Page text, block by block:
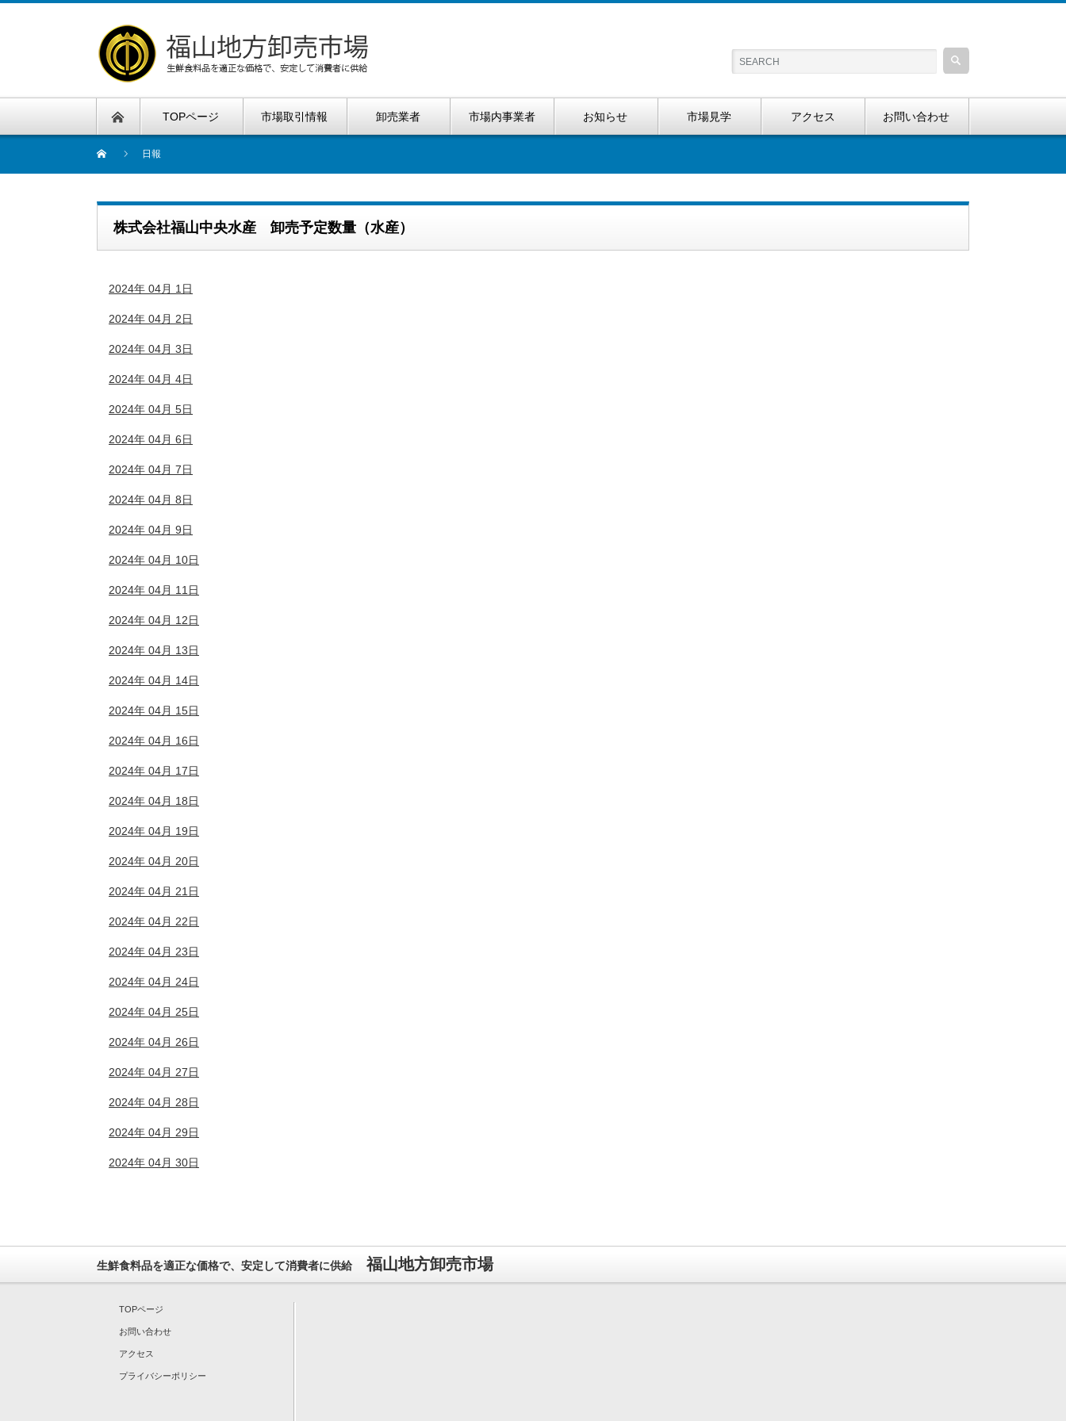
TOPページ 市場取引情報 卸売業者 市場内事業者 お知らせ 市場見学 アクセス お問い合わせ
日報
株式会社福山中央水産 卸売予定数量（水産）
2024年 04月 1日
2024年 04月 2日
2024年 04月 3日
2024年 04月 4日
2024年 04月 5日
2024年 04月 6日
2024年 04月 7日
2024年 04月 8日
2024年 04月 9日
2024年 04月 10日
2024年 04月 11日
2024年 04月 12日
2024年 04月 13日
2024年 04月 14日
2024年 04月 15日
2024年 04月 16日
2024年 04月 17日
2024年 04月 18日
2024年 04月 19日
2024年 04月 20日
2024年 04月 21日
2024年 04月 22日
2024年 04月 23日
2024年 04月 24日
2024年 04月 25日
2024年 04月 26日
2024年 04月 27日
2024年 04月 28日
2024年 04月 29日
2024年 04月 30日
生鮮食料品を適正な価格で、安定して消費者に供給 福山地方卸売市場
TOPページ
お問い合わせ
アクセス
プライバシーポリシー